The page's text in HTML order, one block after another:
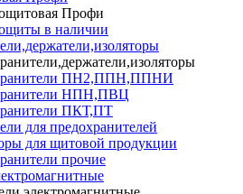
Профи
в наличии
ПН2,ППН,ППНИ
НПН,ПВЦ
ПКТ,ПТ
для предохранителей
для щитовой продукции
прочие